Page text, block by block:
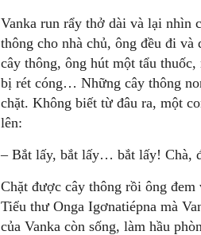
Vanka run rẩy thở dài và lại nhìn
thông cho nhà chủ, ông đều đi
cây thông, ông hút một tẩu
bị rét cóng… Những cây thông
chặt. Không biết từ đâu ra, một
lên:
– Bắt lấy, bắt lấy… bắt lấy! Chà,
Chặt được cây thông rồi ông
Tiểu thư Onga Igơnatiépna mà
của Vanka còn sống, làm hầu